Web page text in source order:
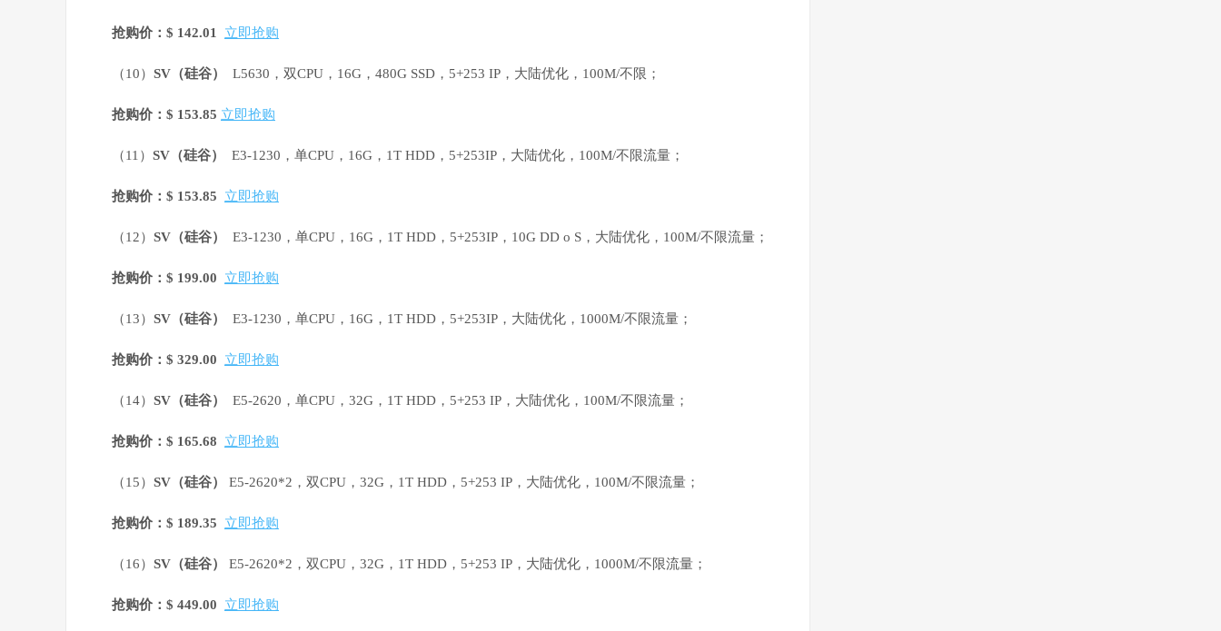
抢购价：$ 142.01 立即抢购
（10） SV （硅谷） L5630，双CPU，16G，480G SSD，5+253 IP，大陆优化，100M/不限；
抢购价：$ 153.85 立即抢购
（11） SV （硅谷） E3-1230，单CPU，16G，1T HDD，5+253IP，大陆优化，100M/不限流量；
抢购价：$ 153.85 立即抢购
（12） SV （硅谷） E3-1230，单CPU，16G，1T HDD，5+253IP，10G DD o S，大陆优化，100M/不限流量；
抢购价：$ 199.00 立即抢购
（13） SV （硅谷） E3-1230，单CPU，16G，1T HDD，5+253IP，大陆优化，1000M/不限流量；
抢购价：$ 329.00 立即抢购
（14） SV （硅谷） E5-2620，单CPU，32G，1T HDD，5+253 IP，大陆优化，100M/不限流量；
抢购价：$ 165.68 立即抢购
（15） SV （硅谷） E5-2620*2，双CPU，32G，1T HDD，5+253 IP，大陆优化，100M/不限流量；
抢购价：$ 189.35 立即抢购
（16） SV （硅谷） E5-2620*2，双CPU，32G，1T HDD，5+253 IP，大陆优化，1000M/不限流量；
抢购价：$ 449.00 立即抢购